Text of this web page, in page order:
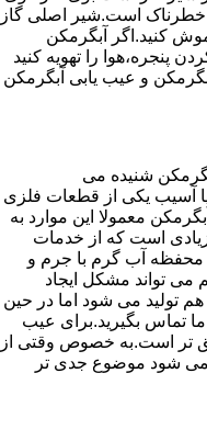
خطرناک است.شیر اصلی گاز
کنید.اگر آبگرمکن
پنجره،هوا را تهویه کنید
و عیب یابی آبگرمکن
شنیده می
یکی از قطعات فلزی
معمولا این موارد به
است که از خدمات
محفظه آب گرم با جرم و
تواند مشکل ایجاد
تولید می شود اما در حین
تماس بگیرید.برای عیب
تر است.به خصوص وقتی از
شود موضوع جدی تر